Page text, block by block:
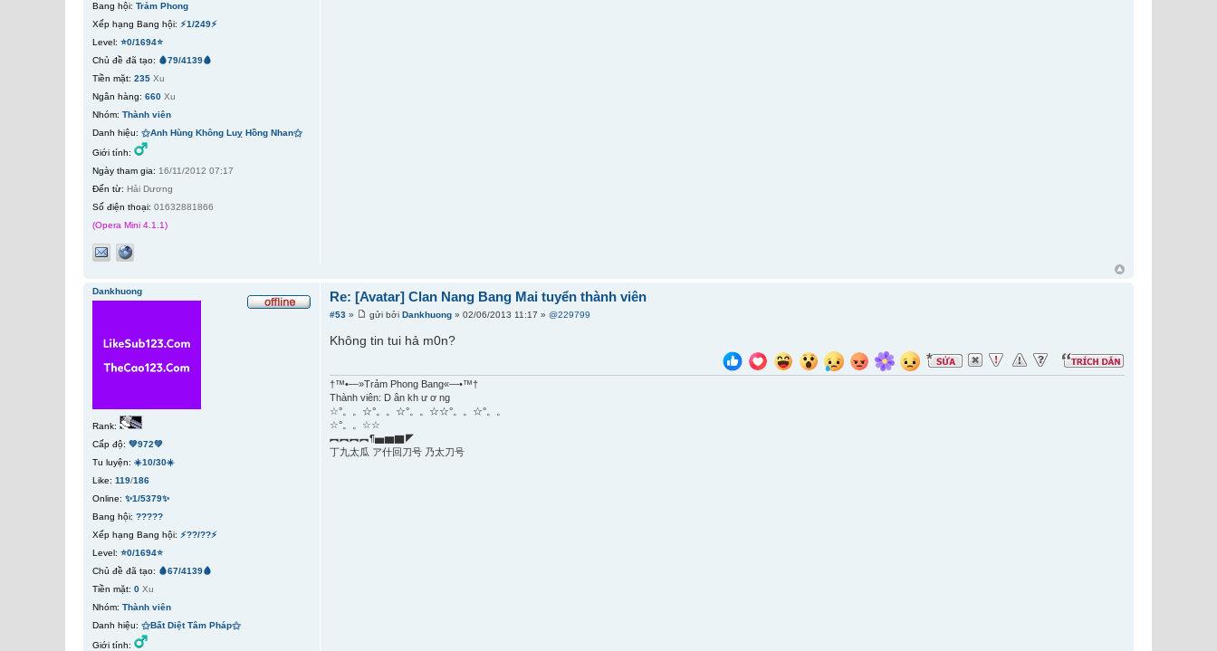
Bang hội: Trảm Phong
Xếp hạng Bang hội: ⚡1/249⚡
Level: ⭐0/1694⭐
Chủ đề đã tạo: 🩸79/4139🩸
Tiền mặt: 235 Xu
Ngân hàng: 660 Xu
Nhóm: Thành viên
Danh hiệu: ⚝Anh Hùng Không Luỵ Hồng Nhan⚝
Giới tính:
Ngày tham gia: 16/11/2012 07:17
Đến từ: Hải Dương
Số điện thoại: 01632881866
(Opera Mini 4.1.1)
Re: [Avatar] Clan Nang Bang Mai tuyển thành viên
#53 » gửi bởiDankhuong » 02/06/2013 11:17 »@229799
Không tin tui hả m0n?
†™•—»Trảm Phong Bang«—•™†
Thành viên: D ân kh ư ơ ng
☆°。。☆°。。☆°。。☆☆°。。☆°。。
☆°。。☆☆
︻︻︻︻¶▅▆▇◤
丁九太瓜 ア什回刀号 乃太刀号
Dankhuong
Rank:
Cấp độ: 💚972💚
Tu luyện: ☀️10/30☀️
Like: 119/186
Online: ✨1/5379✨
Bang hội: ?????
Xếp hạng Bang hội: ⚡??/??⚡
Level: ⭐0/1694⭐
Chủ đề đã tạo: 🩸67/4139🩸
Tiền mặt: 0 Xu
Nhóm: Thành viên
Danh hiệu: ⚝Bất Diệt Tâm Pháp⚝
Giới tính: